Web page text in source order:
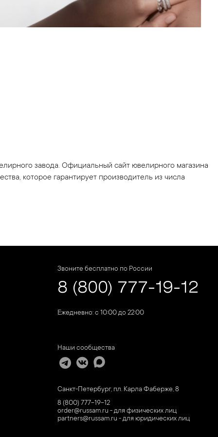
завода. Официальный сайт ювелирного магазина
которое гарантирует производитель из числа
Звоните бесплатно по России
8 (800) 777-19-12
Ежедневно: с 10:00 до 22:00
Наши сообщества
Санкт-Петербург, пл. Карла Фаберже, 8
8 (800) 777-19-12
order@russam.ru - для физических лиц
partners@russam.ru - для юридических лиц